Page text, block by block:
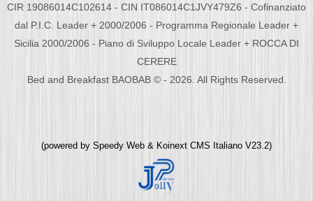
CIR 19086014C102614 - CIN IT086014C1JVY479Z6 - Cofinanziato
dal P.I.C. Leader + 2000/2006 - Programma Regionale Leader +
Sicilia 2000/2006 - Piano di Sviluppo Locale Leader + ROCCA DI
CERERE
Bed and Breakfast BAOBAB © - 2026. All Rights Reserved.
(powered by Speedy Web & Koinext CMS Italiano V23.2)